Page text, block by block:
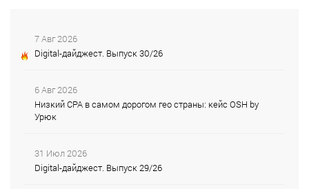
7 Авг 2026
Digital-дайджест. Выпуск 30/26
6 Авг 2026
Низкий CPA в самом дорогом гео страны: кейс OSH by
Урюк
31 Июл 2026
Digital-дайджест. Выпуск 29/26